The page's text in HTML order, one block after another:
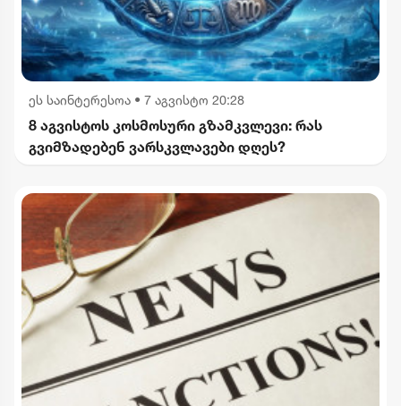
ეს საინტერესოა • 7 აგვისტო 20:28
8 აგვისტოს კოსმოსური გზამკვლევი: რას
გვიმზადებენ ვარსკვლავები დღეს?